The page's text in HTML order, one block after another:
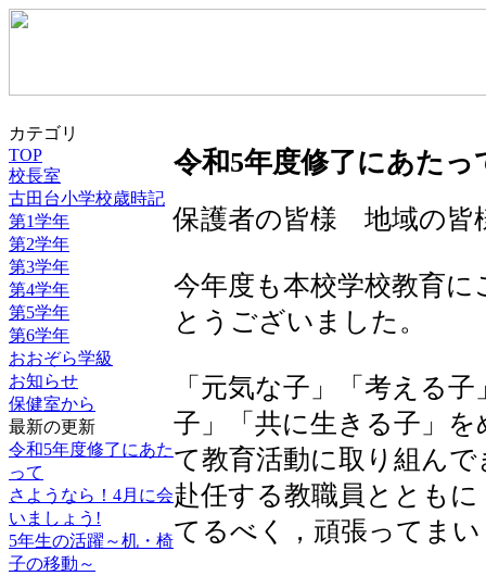
カテゴリ
TOP
校長室
古田台小学校歳時記
第1学年
第2学年
第3学年
第4学年
第5学年
第6学年
おおぞら学級
お知らせ
保健室から
最新の更新
令和5年度修了にあた
って
さようなら！4月に会
いましょう!
5年生の活躍～机・椅
子の移動～
令和5年度修了にあたっ
保護者の皆様 地域の皆
今年度も本校学校教育
とうございました。
「元気な子」「考える
子」「共に生きる子」
て教育活動に取り組ん
赴任する教職員ととも
てるべく，頑張ってま